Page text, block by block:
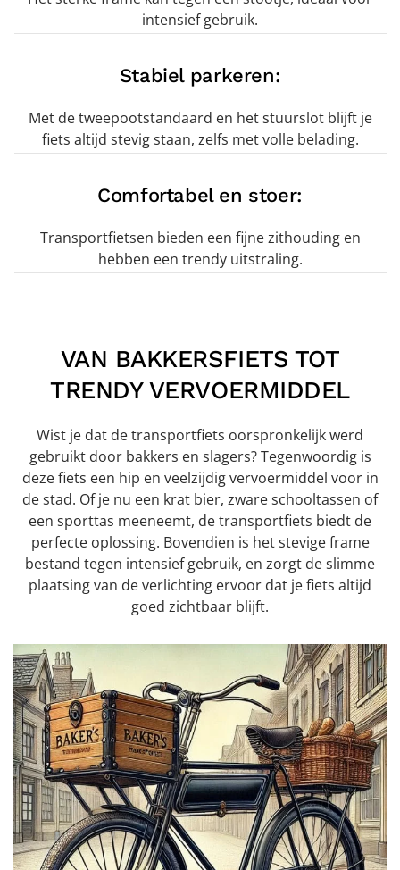
intensief gebruik.
Stabiel parkeren:
Met de tweepootstandaard en het stuurslot blijft je
fiets altijd stevig staan, zelfs met volle belading.
Comfortabel en stoer:
Transportfietsen bieden een fijne zithouding en
hebben een trendy uitstraling.
VAN BAKKERSFIETS TOT
TRENDY VERVOERMIDDEL
Wist je dat de transportfiets oorspronkelijk werd
gebruikt door bakkers en slagers? Tegenwoordig is
deze fiets een hip en veelzijdig vervoermiddel voor in
de stad. Of je nu een krat bier, zware schooltassen of
een sporttas meeneemt, de transportfiets biedt de
perfecte oplossing. Bovendien is het stevige frame
bestand tegen intensief gebruik, en zorgt de slimme
plaatsing van de verlichting ervoor dat je fiets altijd
goed zichtbaar blijft.